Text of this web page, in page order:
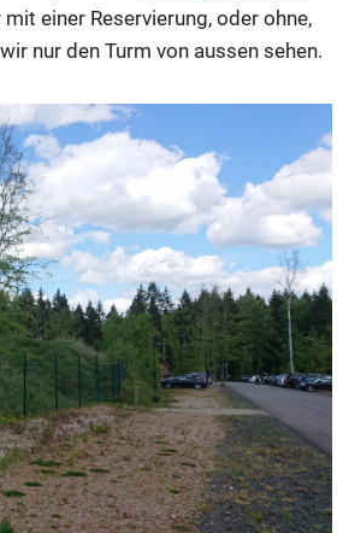
einer Reservierung, oder ohne,
nur den Turm von aussen sehen.